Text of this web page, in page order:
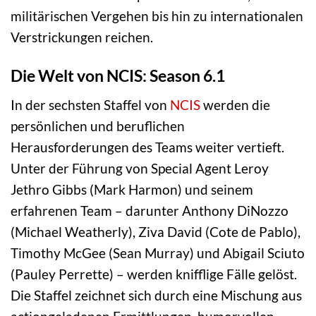
militärischen Vergehen bis hin zu internationalen
Verstrickungen reichen.
Die Welt von NCIS: Season 6.1
In der sechsten Staffel von NCISwerden die
persönlichen und beruflichen
Herausforderungen des Teams weiter vertieft.
Unter der Führung von Special Agent Leroy
Jethro Gibbs (Mark Harmon) und seinem
erfahrenen Team – darunter Anthony DiNozzo
(Michael Weatherly), Ziva David (Cote de Pablo),
Timothy McGee (Sean Murray) und Abigail Sciuto
(Pauley Perrette) – werden knifflige Fälle gelöst.
Die Staffel zeichnet sich durch eine Mischung aus